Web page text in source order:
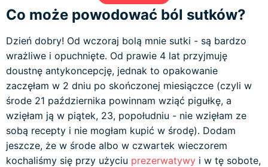
Co może powodować ból sutków?
Dzień dobry! Od wczoraj bolą mnie sutki - są bardzo
wrażliwe i opuchnięte. Od prawie 4 lat przyjmuję
doustnę antykoncepcję, jednak to opakowanie
zaczęłam w 2 dniu po skończonej miesiączce (czyli w
środe 21 października powinnam wziąć pigułkę, a
wzięłam ją w piątek, 23, popołudniu - nie wzięłam ze
sobą recepty i nie mogłam kupić w środę). Dodam
jeszcze, że w środe albo w czwartek wieczorem
kochaliśmy się przy użyciu prezerwatywy i w tę sobote,